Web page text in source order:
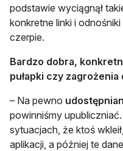
podstawie wyciągnął
konkretne linki i
czerpie.
Bardzo dobra,
pułapki czy
– Na pewno
powinniśmy
sytuacjach, że ktoś
aplikacji, a później te